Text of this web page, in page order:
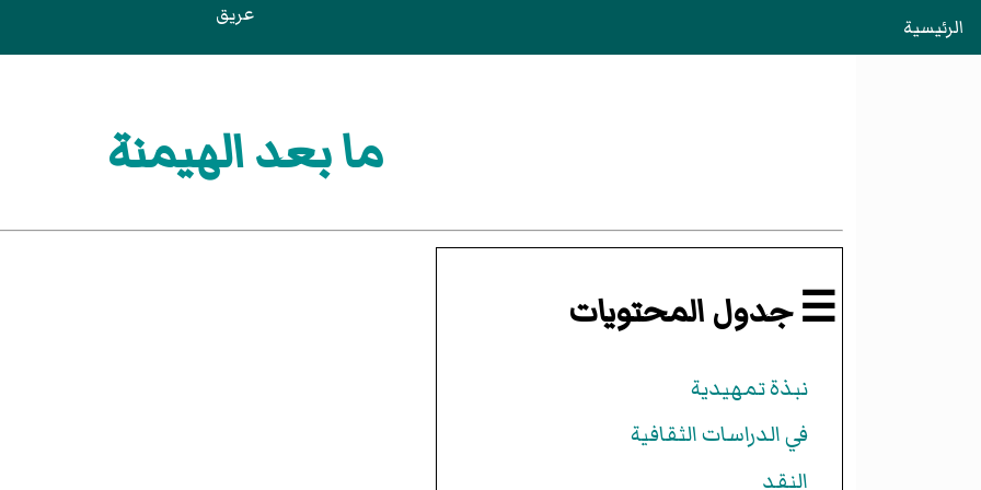
الرئيسية عريق
ما بعد الهيمنة
☰ جدول المحتويات
نبذة تمهيدية
في الدراسات الثقافية
النقد